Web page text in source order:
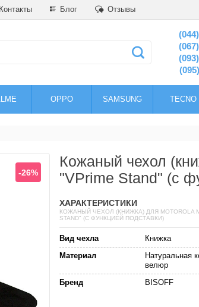
Контакты Блог Отзывы
OPPO SAMSUNG TECNO
-26%
Кожаный чехол
"VPrime Stand" (с
ХАРАКТЕРИСТИКИ
КОЖАНЫЙ ЧЕХОЛ (КНИЖКА) ДЛЯ MOTOROLA
STAND" (С ФУНКЦИЕЙ ПОДСТАВКИ)
Вид чехла
Книжка
Материал
Натуральная
велюр
Бренд
BISOFF